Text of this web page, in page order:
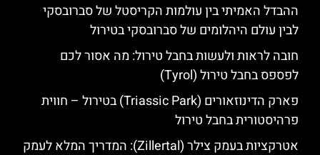
ההבדל האמיתי בין עולמות הקריסטל של סברובסקי
לבין עולם היהלומים של סברובסקי בטירול
חובה לראות ולעשות בחבל טירול: מה אסור לכם
לפספס בחבל טירול (Tyrol)
פארק הדינוזאורים (Triassic Park) בטירול – חווית
פרהיסטורית בחבל טירול
אטרקציות בעמק צילר (Zillertal): המדריך המלא לעמק